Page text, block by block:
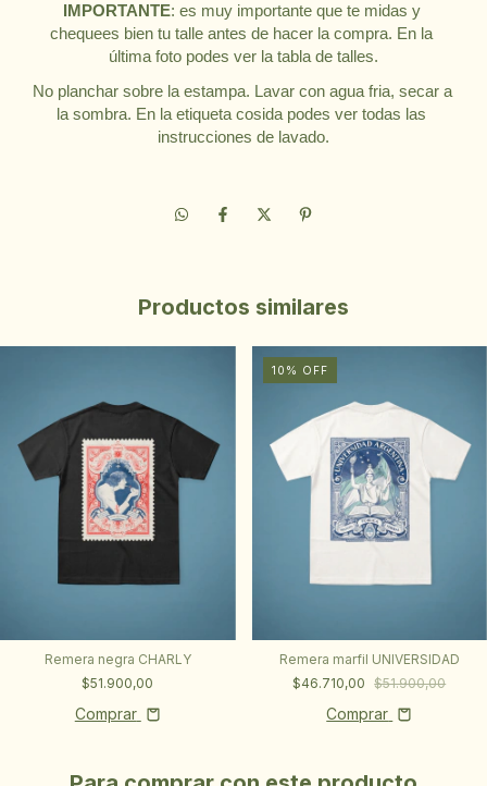
IMPORTANTE: es muy importante que te midas y
chequees bien tu talle antes de hacer la compra. En la
última foto podes ver la tabla de talles.
No planchar sobre la estampa. Lavar con agua fria, secar a
la sombra. En la etiqueta cosida podes ver todas las
instrucciones de lavado.
Productos similares
Remera negra CHARLY
$51.900,00
Comprar
10 % OFF
Remera marfil UNIVERSIDAD
$46.710,00
$51.900,00
Comprar